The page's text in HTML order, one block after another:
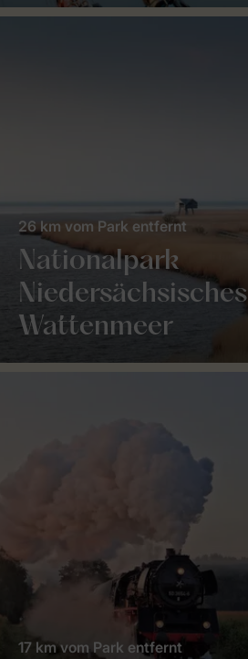
Nationalpark
Niedersächsisches
Wattenmeer
26 km vom Park entfernt
17 km vom Park entfernt